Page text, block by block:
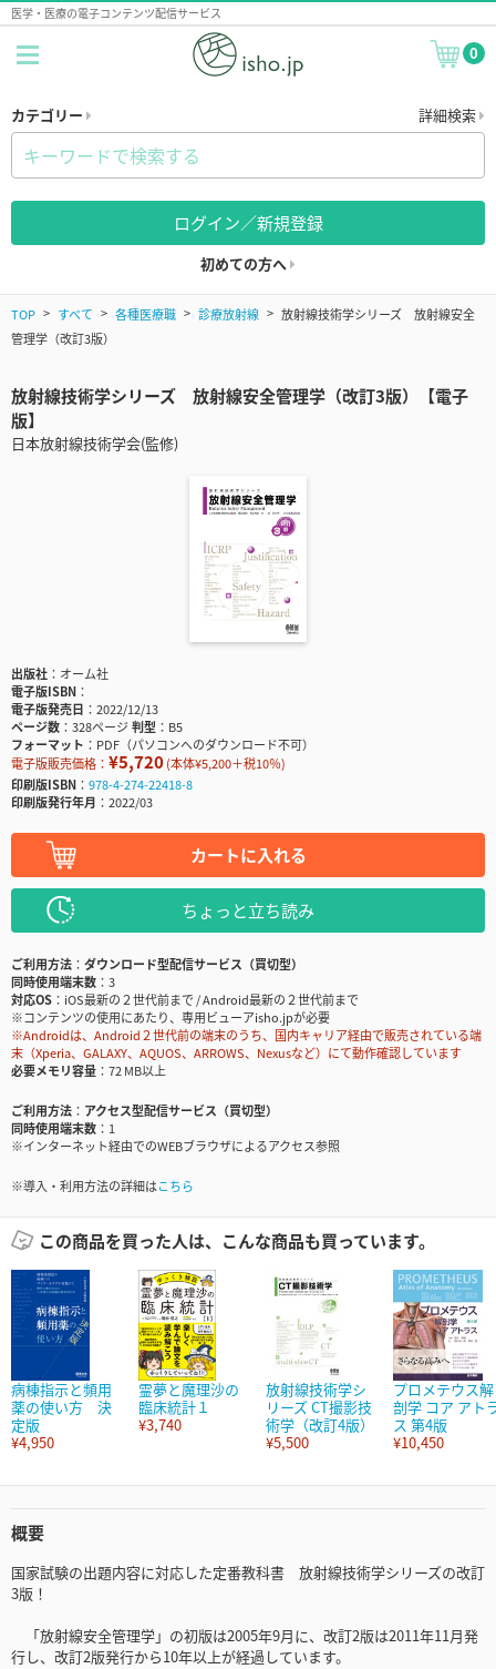
医学・医療の電子コンテンツ配信サービス
0
カテゴリー 詳細検索
ログイン／新規登録
初めての方へ
TOP すべて 各種医療職 診療放射線
放射線技術学シリーズ 放射線安全
管理学（改訂3版）
放射線技術学シリーズ 放射線安全管理学（改訂3版）【電子
版】
日本放射線技術学会(監修)
出版社
オーム社
電子版ISBN
電子版発売日
2022/12/13
ページ数
328ページ判型
B5
フォーマット
PDF（パソコンへのダウンロード不可）
電子版販売価格： ¥5,720(本体¥5,200＋税10％)
印刷版ISBN
978-4-274-22418-8
印刷版発行年月
2022/03
カートに入れる
ちょっと立ち読み
ご利用方法
ダウンロード型配信サービス（買切型）
同時使用端末数
3
対応OS
iOS最新の２世代前まで / Android最新の２世代前まで
※コンテンツの使用にあたり、専用ビューアisho.jpが必要
※Androidは、Android２世代前の端末のうち、国内キャリア経由で販売されている端
末（Xperia、GALAXY、AQUOS、ARROWS、Nexusなど）にて動作確認しています
必要メモリ容量
72 MB以上
ご利用方法
アクセス型配信サービス（買切型）
同時使用端末数
1
※インターネット経由でのWEBブラウザによるアクセス参照
※導入・利用方法の詳細はこちら
この商品を買った人は、こんな商品も買っています。
病棟指示と頻用
薬の使い方 決
定版
¥4,950
霊夢と魔理沙の
臨床統計１
¥3,740
放射線技術学シ
リーズ CT撮影技
術学（改訂4版）
¥5,500
プロメテウス解
剖学 コア アト
ス 第4版
¥10,450
概要
国家試験の出題内容に対応した定番教科書 放射線技術学シリーズの改訂
3版！
「放射線安全管理学」の初版は2005年9月に、改訂2版は2011年11月発
行し、改訂2版発行から10年以上が経過しています。